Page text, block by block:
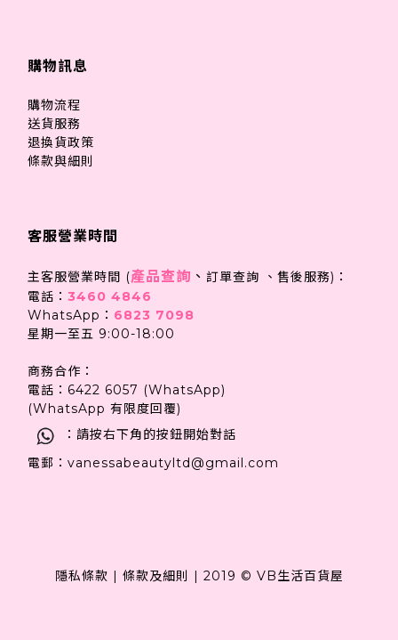
購物訊息
購物流程
送貨服務
退換貨政策
條款與細則
客服營業時間
主客服營業時間 (產品查詢 、 訂單查詢 、售後服務)：
電話： 3460 4846
WhatsApp： 6823 7098
星期一至五 9:00-18:00
商務合作：
電話：6422 6057 (WhatsApp)
(WhatsApp 有限度回覆)
：請按右下角的按鈕開始對話
電郵：vanessabeautyltd@gmail.com
隱私條款 | 條款及細則 | 2019 © VB生活百貨屋